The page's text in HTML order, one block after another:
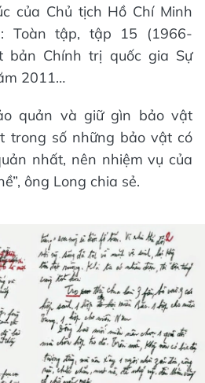
của Chủ tịch Hồ Chí Minh
Toàn tập, tập 15 (1966-
bản Chính trị quốc gia Sự
2011…
quản và giữ gìn bảo vật
trong số những bảo vật có
nhất, nên nhiệm vụ của
ông Long chia sẻ.